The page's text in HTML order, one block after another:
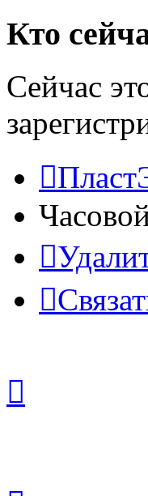
Кто
Сейчас